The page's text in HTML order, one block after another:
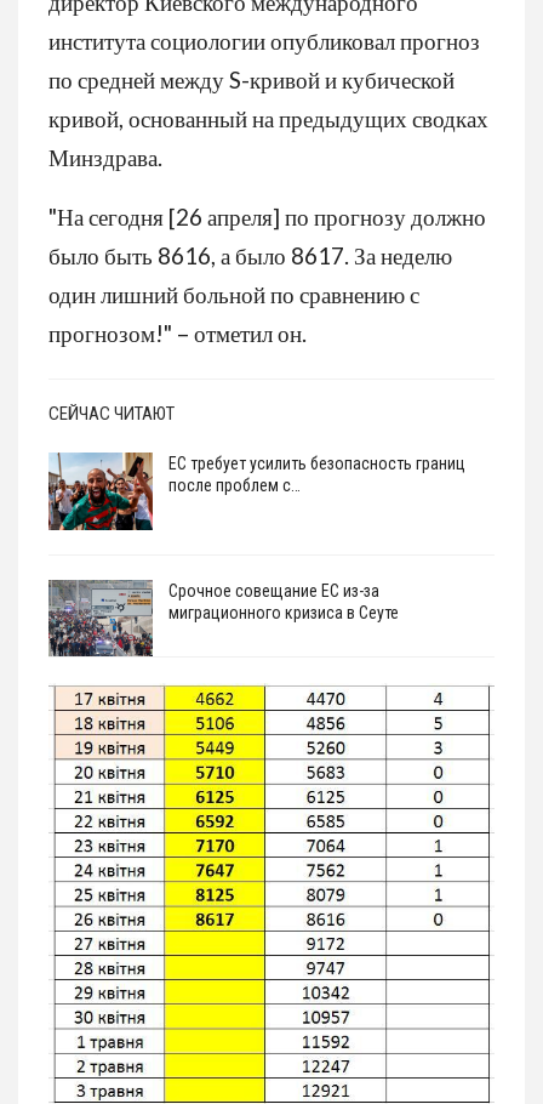
института социологии опубликовал прогноз
по средней между S-кривой и кубической
кривой, основанный на предыдущих сводках
Минздрава.
"На сегодня [26 апреля] по прогнозу должно
было быть 8616, а было 8617. За неделю
один лишний больной по сравнению с
прогнозом!" – отметил он.
СЕЙЧАС ЧИТАЮТ
ЕС требует усилить безопасность границ
после проблем с…
Срочное совещание ЕС из-за
миграционного кризиса в Сеуте